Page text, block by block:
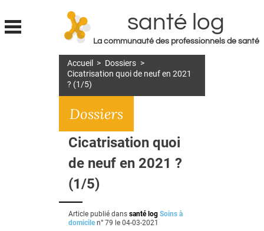
Jump to navigation
santé log
La communauté des professionnels de santé
S'ABONNER À LA REVUE SOIN À DOMICILE
Accueil > Dossiers >
Cicatrisation quoi de neuf en 2021
? (1/5)
Dossiers
Cicatrisation quoi
de neuf en 2021 ?
(1/5)
Article publié dans santé log Soins à
domicilen° 79 le 04-03-2021